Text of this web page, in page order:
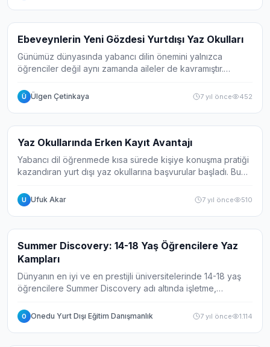
Haber
Ebeveynlerin Yeni Gözdesi Yurtdışı Yaz Okulları
Günümüz dünyasında yabancı dilin önemini yalnızca
öğrenciler değil aynı zamanda aileler de kavramıştır.
olmasıdır. Aileler çocuklarını genç y...
Ü Ülgen Çetinkaya 7 yıl önce 452
Haber
Yaz Okullarında Erken Kayıt Avantajı
Yabancı dil öğrenmede kısa sürede kişiye konuşma pratiği
kazandıran yurt dışı yaz okullarına başvurular başladı. Bu
Gidilecek ülkeye, seçilece...
U Ufuk Akar 7 yıl önce 510
Video
Summer Discovery: 14-18 Yaş Öğrencilere Yaz
Kampları
Dünyanın en iyi ve en prestijli üniversitelerinde 14-18 yaş
öğrencilere Summer Discovery adı altında işletme,
adli tıp, dijital medya üzerine...
O Onedu Yurt Dışı Eğitim Danışmanlık 7 yıl önce 1.114